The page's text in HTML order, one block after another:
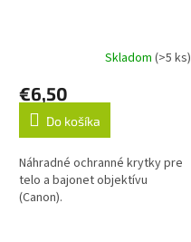
Skladom(>5 ks)
€6,50
Do košíka
Náhradné ochranné krytky pre
telo a bajonet objektívu
(Canon).